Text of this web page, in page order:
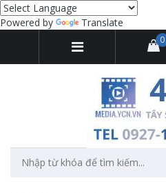
Powered by Translate
0